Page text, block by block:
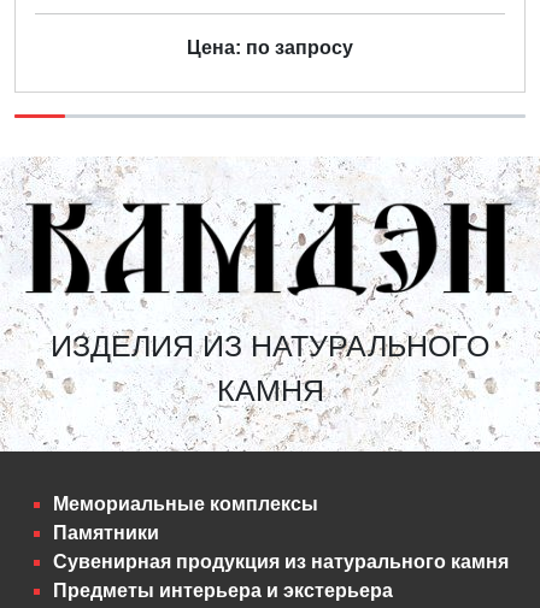
Цена: по запросу
ИЗДЕЛИЯ ИЗ НАТУРАЛЬНОГО
КАМНЯ
Мемориальные комплексы
Памятники
Сувенирная продукция из натурального камня
Предметы интерьера и экстерьера